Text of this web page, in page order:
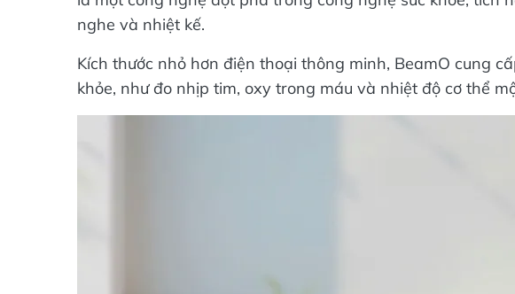
nghe và nhiệt kế.
Kích thước nhỏ hơn điện thoại thông minh, BeamO cung
khỏe, như đo nhịp tim, oxy trong máu và nhiệt độ cơ thể